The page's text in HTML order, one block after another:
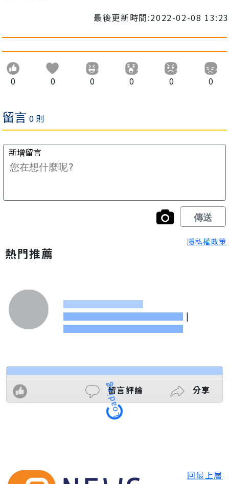
最後更新時間:2022-02-08 13:23
0 0 0 0 0 0
隱私權政策
熱門推薦
|
留言評論 分享
Loading
回最上層